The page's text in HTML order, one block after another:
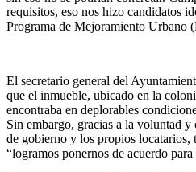
requisitos, eso nos hizo candidatos
Programa de Mejoramiento Urbano
El secretario general del
que el inmueble, ubicado en la
encontraba en deplorables
Sin embargo, gracias a la voluntad
de gobierno y los propios locatarios,
“logramos ponernos de acuerdo